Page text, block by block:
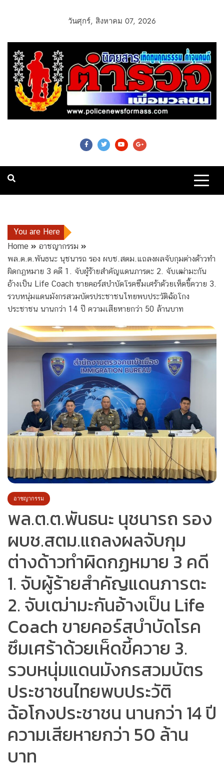
วันศุกร์, สิงหาคม 07, 2026
Police News For
Mass
You are Here
Home
อาชญากรรม
พล.ต.ต.พันธนะ นุชนารถ รอง ผบช.สตม.แถลงผลจับกุมต่างด้าวทำ
ผิดกฏหมาย 3 คดี 1. จับผู้ร้ายสำคัญแดนภารตะ 2. จับเฒ่ามะกัน
อ้างเป็น Life Coach ขายคอร์สบำบัดโรคซึมเศร้าด้วยเห็ดขี้ควาย 3.
รวบหนุ่มแดนมังกรสวมบัตรประชาชนไทยพบประวัติฉ้อโกง
ประชาชน นานกว่า 14 ปี ความเสียหายกว่า 50 ล้านบาท
อาชญากรรม
พล.ต.ต.พันธนะ นุชนารถ รอง
ผบช.สตม.แถลงผลจับกุม
ต่างด้าวทำผิดกฏหมาย 3 คดี
1. จับผู้ร้ายสำคัญแดนภารตะ
2. จับเฒ่ามะกันอ้างเป็น Life
Coach ขายคอร์สบำบัดโรค
ซึมเศร้าด้วยเห็ดขี้ควาย 3.
รวบหนุ่มแดนมังกรสวมบัตร
ประชาชนไทยพบประวัติ
ฉ้อโกงประชาชน นานกว่า 14 ปี
ความเสียหายกว่า 50 ล้าน
บาท